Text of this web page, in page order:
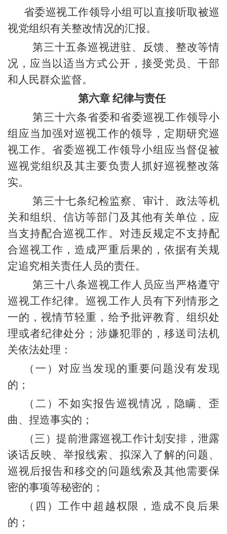
省委巡视工作领导小组可以直接听取被巡
视党组织有关整改情况的汇报。
第三十五条巡视进驻、反馈、整改等情
况，应当以适当方式公开，接受党员、干部
和人民群众监督。
第六章 纪律与责任
第三十六条省委和省委巡视工作领导小
组应当加强对巡视工作的领导，定期研究巡
视工作。省委巡视工作领导小组应当督促被
巡视党组织及其主要负责人抓好巡视整改落
实。
第三十七条纪检监察、审计、政法等机
关和组织、信访等部门及其他有关单位，应
当支持配合巡视工作。对违反规定不支持配
合巡视工作，造成严重后果的，依据有关规
定追究相关责任人员的责任。
第三十八条巡视工作人员应当严格遵守
巡视工作纪律。巡视工作人员有下列情形之
一的，视情节轻重，给予批评教育、组织处
理或者纪律处分；涉嫌犯罪的，移送司法机
关依法处理：
（一）对应当发现的重要问题没有发现
的；
（二）不如实报告巡视情况，隐瞒、歪
曲、捏造事实的；
（三）提前泄露巡视工作计划安排，泄露
谈话反映、举报线索、拟深入了解的问题、
巡视后报告和移交的问题线索及其他需要保
密的事项等秘密的；
（四）工作中超越权限，造成不良后果
的；